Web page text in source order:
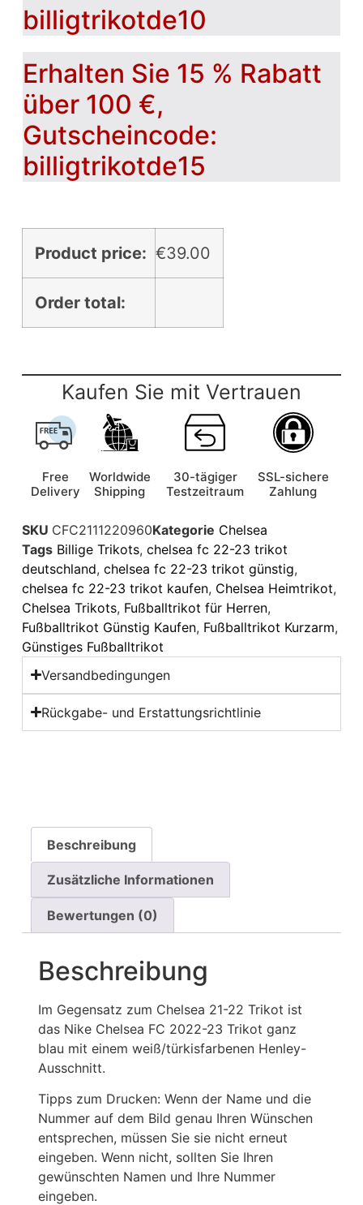
billigtrikotde10
Erhalten Sie 15 % Rabatt
über 100 €,
Gutscheincode:
billigtrikotde15
Product price: €39.00
Order total:
Kaufen Sie mit Vertrauen
Free
Delivery
Worldwide
Shipping
30-tägiger
Testzeitraum
SSL-sichere
Zahlung
SKU CFC2111220960Kategorie Chelsea
Tags Billige Trikots, chelsea fc 22-23 trikot
deutschland, chelsea fc 22-23 trikot günstig,
chelsea fc 22-23 trikot kaufen, Chelsea Heimtrikot,
Chelsea Trikots, Fußballtrikot für Herren,
Fußballtrikot Günstig Kaufen, Fußballtrikot Kurzarm,
Günstiges Fußballtrikot
Versandbedingungen
Rückgabe- und Erstattungsrichtlinie
Beschreibung
Zusätzliche Informationen
Bewertungen (0)
Beschreibung
Im Gegensatz zum Chelsea 21-22 Trikot ist
das Nike Chelsea FC 2022-23 Trikot ganz
blau mit einem weiß/türkisfarbenen Henley-
Ausschnitt.
Tipps zum Drucken: Wenn der Name und die
Nummer auf dem Bild genau Ihren Wünschen
entsprechen, müssen Sie sie nicht erneut
eingeben. Wenn nicht, sollten Sie Ihren
gewünschten Namen und Ihre Nummer
eingeben.